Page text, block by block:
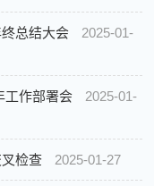
总结大会
2025-01-
工作部署会
2025-01-
检查 2025-01-27